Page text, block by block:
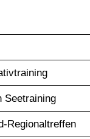
Seetraining
Regionaltreffen